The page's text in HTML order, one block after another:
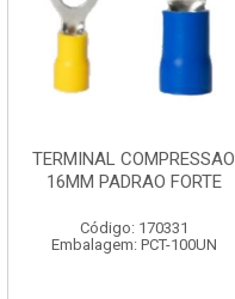
TERMINAL COMPRESSAO
16MM PADRAO FORTE
Código: 170331
Embalagem: PCT-100UN